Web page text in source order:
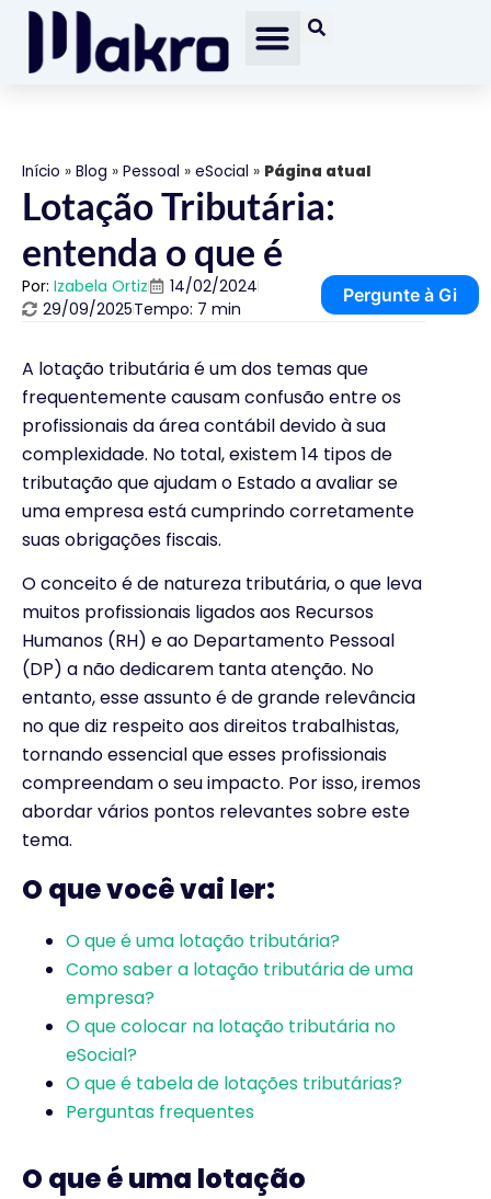
Início » Blog » Pessoal » eSocial » Página atual
Lotação Tributária:
entenda o que é
Por: Izabela Ortiz
14/02/2024
29/09/2025Tempo: 7 min
Pergunte à Gi
A lotação tributária é um dos temas que
frequentemente causam confusão entre os
profissionais da área contábil devido à sua
complexidade. No total, existem 14 tipos de
tributação que ajudam o Estado a avaliar se
uma empresa está cumprindo corretamente
suas obrigações fiscais.
O conceito é de natureza tributária, o que leva
muitos profissionais ligados aos Recursos
Humanos (RH) e ao Departamento Pessoal
(DP) a não dedicarem tanta atenção. No
entanto, esse assunto é de grande relevância
no que diz respeito aos direitos trabalhistas,
tornando essencial que esses profissionais
compreendam o seu impacto. Por isso, iremos
abordar vários pontos relevantes sobre este
tema.
O que você vai ler:
O que é uma lotação tributária?
Como saber a lotação tributária de uma
empresa?
O que colocar na lotação tributária no
eSocial?
O que é tabela de lotações tributárias?
Perguntas frequentes
O que é uma lotação